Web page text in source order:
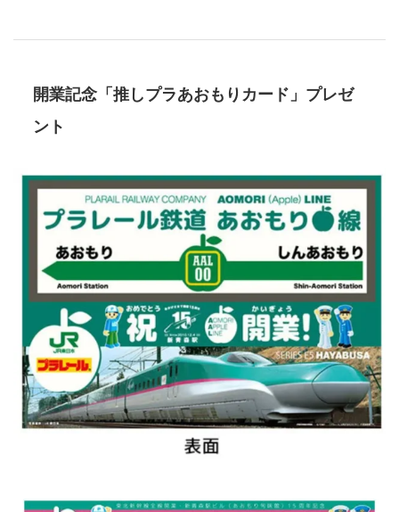
開業記念「推しプラあおもりカード」プレゼ
ント